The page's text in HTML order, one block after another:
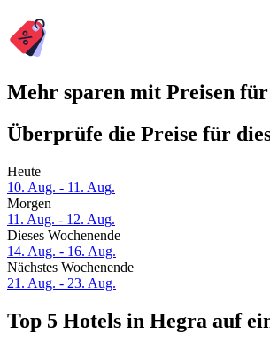
Mehr sparen mit Preisen
Überprüfe die Preise für
Heute
10. Aug. - 11. Aug.
Morgen
11. Aug. - 12. Aug.
Dieses Wochenende
14. Aug. - 16. Aug.
Nächstes Wochenende
21. Aug. - 23. Aug.
Top 5 Hotels in Hegra auf